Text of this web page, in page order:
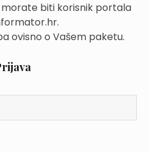
morate biti korisnik portala
ovisno o Vašem paketu.